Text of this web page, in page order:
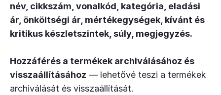
név, cikkszám, vonalkód, kategória, eladási
ár, önköltségi ár, mértékegységek, kívánt és
kritikus készletszintek, súly, megjegyzés.
Hozzáférés a termékek archiválásához és
visszaállításához — lehetővé teszi a termékek
archiválását és visszaállítását.